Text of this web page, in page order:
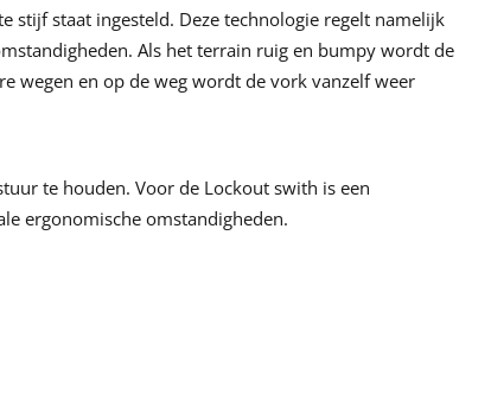
stijf staat ingesteld. Deze technologie regelt namelijk
Als het terrain ruig en bumpy wordt de
wegen en op de weg wordt de vork vanzelf weer
te houden. Voor de Lockout swith is een
ergonomische omstandigheden.